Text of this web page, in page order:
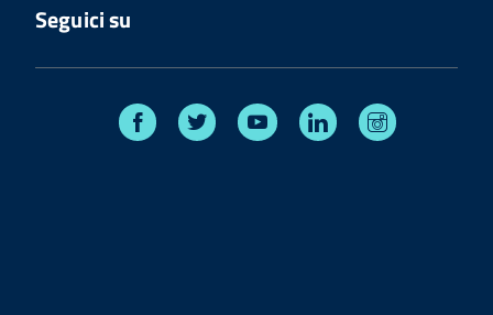
Seguici su
Facebook Twitter Youtube Linkedin